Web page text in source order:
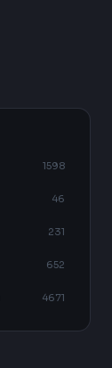
1598
46
231
652
4671